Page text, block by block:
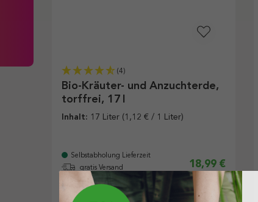
(4)
Bio-Kräuter- und Anzuchterde,
torffrei, 17 l
Inhalt: 17 Liter (1,12 € / 1 Liter)
Selbstabholung Lieferzeit
gratis Versand
18,99 €
inkl. MwSt. inkl. Versand